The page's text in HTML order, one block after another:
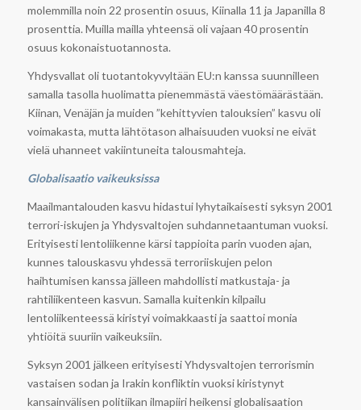
molemmilla noin 22 prosentin osuus, Kiinalla 11 ja Japanilla 8
prosenttia. Muilla mailla yhteensä oli vajaan 40 prosentin
osuus kokonaistuotannosta.
Yhdysvallat oli tuotantokyvyltään EU:n kanssa suunnilleen
samalla tasolla huolimatta pienemmästä väestömäärästään.
Kiinan, Venäjän ja muiden ”kehittyvien talouksien” kasvu oli
voimakasta, mutta lähtötason alhaisuuden vuoksi ne eivät
vielä uhanneet vakiintuneita talousmahteja.
Globalisaatio vaikeuksissa
Maailmantalouden kasvu hidastui lyhytaikaisesti syksyn 2001
terrori-iskujen ja Yhdysvaltojen suhdannetaantuman vuoksi.
Erityisesti lentoliikenne kärsi tappioita parin vuoden ajan,
kunnes talouskasvu yhdessä terroriiskujen pelon
haihtumisen kanssa jälleen mahdollisti matkustaja- ja
rahtiliikenteen kasvun. Samalla kuitenkin kilpailu
lentoliikenteessä kiristyi voimakkaasti ja saattoi monia
yhtiöitä suuriin vaikeuksiin.
Syksyn 2001 jälkeen erityisesti Yhdysvaltojen terrorismin
vastaisen sodan ja Irakin konfliktin vuoksi kiristynyt
kansainvälisen politiikan ilmapiiri heikensi globalisaation